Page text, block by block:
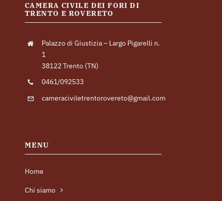
CAMERA CIVILE DEI FORI DI
TRENTO E ROVERETO
Palazzo di Giustizia – Largo Pigarelli n.
1
38122 Trento (TN)
0461/092533
cameraciviletrentorovereto@gmail.com
MENU
Home
Chi siamo